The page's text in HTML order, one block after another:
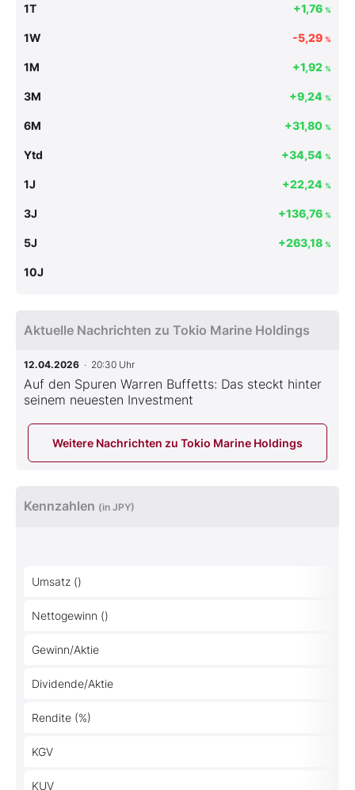
1T +1,76 %
1W -5,29 %
1M +1,92 %
3M +9,24 %
6M +31,80 %
Ytd +34,54 %
1J +22,24 %
3J +136,76 %
5J +263,18 %
10J
Aktuelle Nachrichten zu Tokio Marine Holdings
12.04.2026 · 20:30 Uhr
Auf den Spuren Warren Buffetts: Das steckt hinter
seinem neuesten Investment
Weitere Nachrichten zu Tokio Marine Holdings
Kennzahlen (in JPY)
Umsatz ()
Nettogewinn ()
Gewinn/Aktie
Dividende/Aktie
Rendite (%)
KGV
KUV